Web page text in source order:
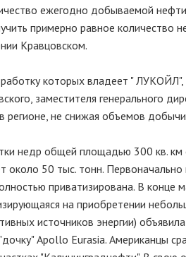
ежегодно добываемой
примерно равное количество
Кравцовском.
которых владеет "
заместителя генерального
регионе, не снижая объемов
недр общей площадью 300 кв.
50 тыс. тонн.
приватизирована. В конце
на приобретении
источников энергии)
Apollo Eurasia. Американцы